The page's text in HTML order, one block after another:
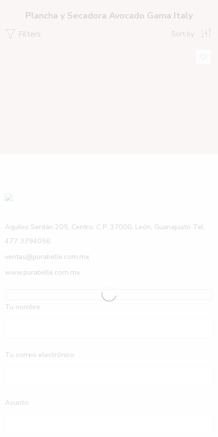
Plancha y Secadora Avocado Gama Italy
Filters Sort by
Aquiles Serdán 205, Centro, C.P. 37000, León, Guanajuato Tel.
477 3794056
ventas@purabelle.com.mx
www.purabelle.com.mx
Tu nombre
Tu correo electrónico
Asunto